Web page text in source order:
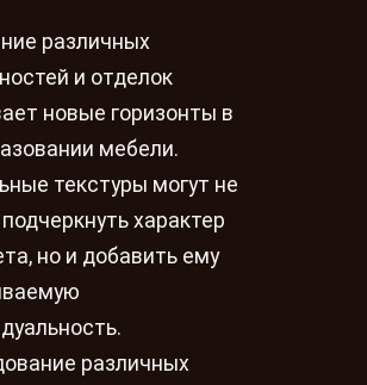
различных
и отделок
новые горизонты в
мебели.
текстуры могут не
характер
но и добавить ему
различных